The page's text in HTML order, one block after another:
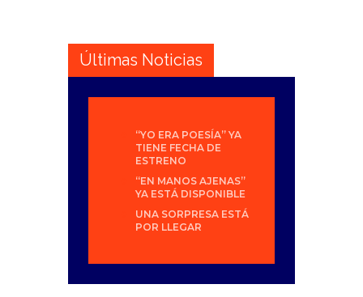
Últimas Noticias
“YO ERA POESÍA” YA
TIENE FECHA DE
ESTRENO
“EN MANOS AJENAS”
YA ESTÁ DISPONIBLE
UNA SORPRESA ESTÁ
POR LLEGAR